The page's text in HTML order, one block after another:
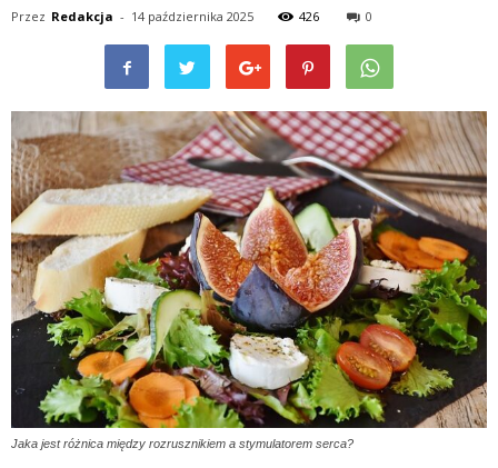
Przez Redakcja - 14 października 2025 426 0
Jaka jest różnica między rozrusznikiem a stymulatorem serca?